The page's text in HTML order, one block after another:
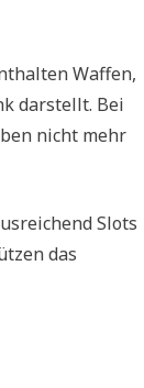
Waffen,
darstellt. Bei
nicht mehr
Slots
das